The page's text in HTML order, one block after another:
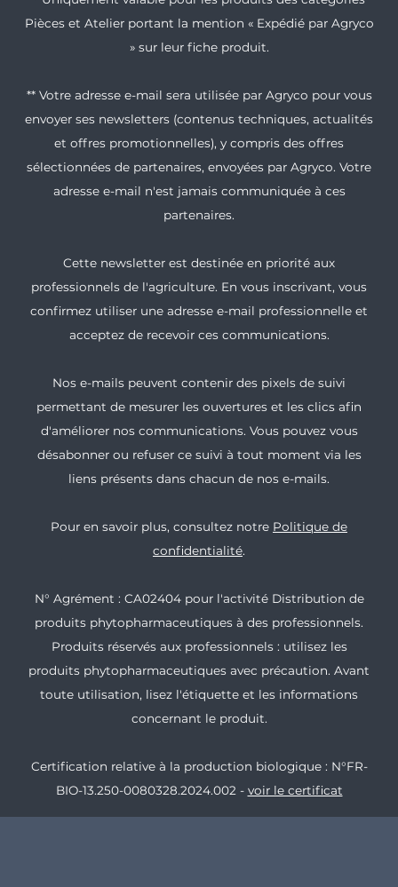
Pièces et Atelier portant la mention « Expédié par Agryco
» sur leur fiche produit.
** Votre adresse e-mail sera utilisée par Agryco pour vous
envoyer ses newsletters (contenus techniques, actualités
et offres promotionnelles), y compris des offres
sélectionnées de partenaires, envoyées par Agryco. Votre
adresse e-mail n'est jamais communiquée à ces
partenaires.
Cette newsletter est destinée en priorité aux
professionnels de l'agriculture. En vous inscrivant, vous
confirmez utiliser une adresse e-mail professionnelle et
acceptez de recevoir ces communications.
Nos e-mails peuvent contenir des pixels de suivi
permettant de mesurer les ouvertures et les clics afin
d'améliorer nos communications. Vous pouvez vous
désabonner ou refuser ce suivi à tout moment via les
liens présents dans chacun de nos e-mails.
Pour en savoir plus, consultez notre Politique de
confidentialité.
N° Agrément : CA02404 pour l'activité Distribution de
produits phytopharmaceutiques à des professionnels.
Produits réservés aux professionnels : utilisez les
produits phytopharmaceutiques avec précaution. Avant
toute utilisation, lisez l'étiquette et les informations
concernant le produit.
Certification relative à la production biologique : N°FR-
BIO-13.250-0080328.2024.002 - voir le certificat